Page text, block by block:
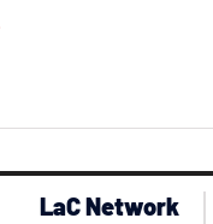
LaC Network